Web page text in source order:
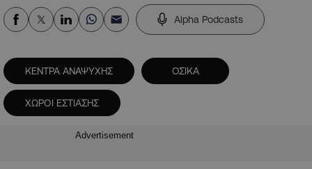
Alpha Podcasts
ΚΕΝΤΡΑ ΑΝΑΨΥΧΗΣ ΟΣΙΚΑ
ΧΩΡΟΙ ΕΣΤΙΑΣΗΣ
Advertisement